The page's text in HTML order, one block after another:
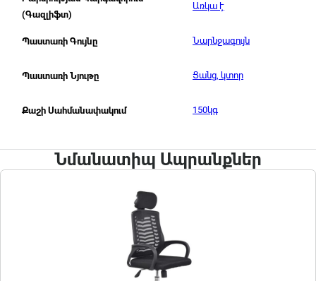
(Գազլիֆտ)
Առկա է
Պաստառի Գույնը Նարնջագույն
Պաստառի Նյութը Ցանց, կտոր
Քաշի Սահմանափակում 150կգ
Նմանատիպ Ապրանքներ